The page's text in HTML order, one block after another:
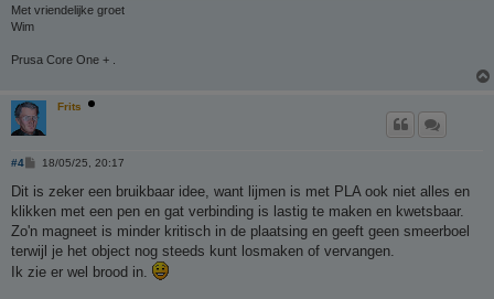
Met vriendelijke groet
Wim
Prusa Core One + .
Frits
#4
B
r
c
h
18/05/25, 20:17
Dit is zeker een bruikbaar idee, want lijmen is met PLA ook niet alles en
klikken met een pen en gat verbinding is lastig te maken en kwetsbaar.
Zo'n magneet is minder kritisch in de plaatsing en geeft geen smeerboel
terwijl je het object nog steeds kunt losmaken of vervangen.
Ik zie er wel brood in.